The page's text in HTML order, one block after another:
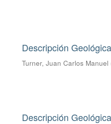
Descripción
Turner, Juan Carlos Manuel
Descripción